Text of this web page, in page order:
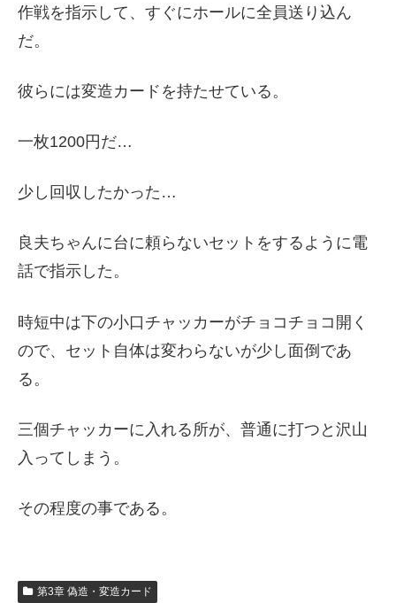
作戦を指示して、すぐにホールに全員送り込ん
だ。
彼らには変造カードを持たせている。
一枚1200円だ…
少し回収したかった…
良夫ちゃんに台に頼らないセットをするように電
話で指示した。
時短中は下の小口チャッカーがチョコチョコ開く
ので、セット自体は変わらないが少し面倒であ
る。
三個チャッカーに入れる所が、普通に打つと沢山
入ってしまう。
その程度の事である。
第3章 偽造・変造カード